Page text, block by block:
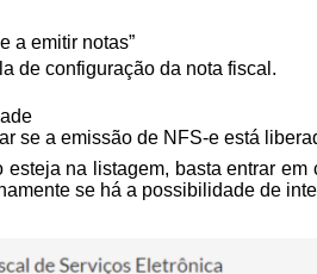
a emitir notas”
de configuração da nota fiscal.
se a emissão de NFS-e está
na listagem, basta entrar em
se há a possibilidade de